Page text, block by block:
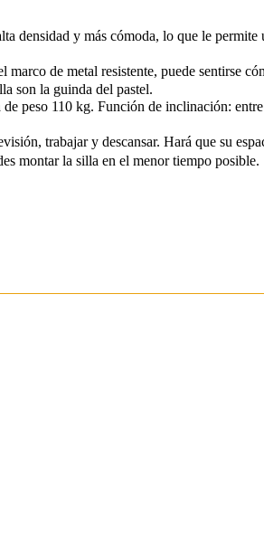
y más cómoda, lo que le
de metal resistente, puede sentirse
son la guinda del pastel.
peso 110 kg. Función de inclinación:
trabajar y descansar. Hará que su
montar la silla en el menor tiempo posible.